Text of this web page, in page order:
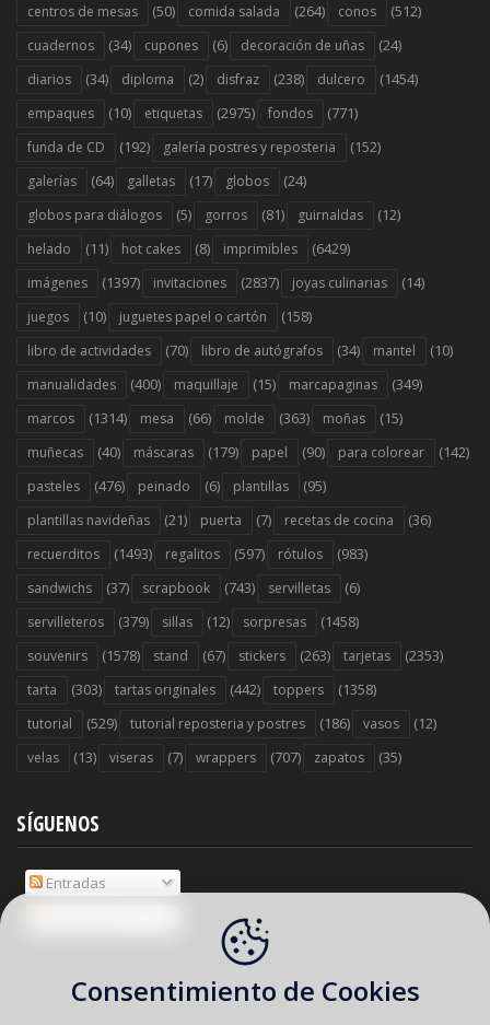
centros de mesas (50) comida salada (264) conos (512)
cuadernos (34) cupones (6) decoración de uñas (24)
diarios (34) diploma (2) disfraz (238) dulcero (1454)
empaques (10) etiquetas (2975) fondos (771)
funda de CD (192) galería postres y reposteria (152)
galerías (64) galletas (17) globos (24)
globos para diálogos (5) gorros (81) guirnaldas (12)
helado (11) hot cakes (8) imprimibles (6429)
imágenes (1397) invitaciones (2837) joyas culinarias (14)
juegos (10) juguetes papel o cartón (158)
libro de actividades (70) libro de autógrafos (34) mantel (10)
manualidades (400) maquillaje (15) marcapaginas (349)
marcos (1314) mesa (66) molde (363) moñas (15)
muñecas (40) máscaras (179) papel (90) para colorear (142)
pasteles (476) peinado (6) plantillas (95)
plantillas navideñas (21) puerta (7) recetas de cocina (36)
recuerditos (1493) regalitos (597) rótulos (983)
sandwichs (37) scrapbook (743) servilletas (6)
servilleteros (379) sillas (12) sorpresas (1458)
souvenirs (1578) stand (67) stickers (263) tarjetas (2353)
tarta (303) tartas originales (442) toppers (1358)
tutorial (529) tutorial reposteria y postres (186) vasos (12)
velas (13) viseras (7) wrappers (707) zapatos (35)
SÍGUENOS
Entradas
Consentimiento de Cookies